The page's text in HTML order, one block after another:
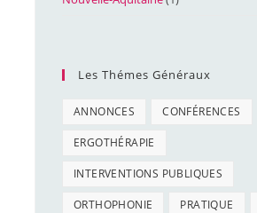
Les Thémes Généraux
ANNONCES CONFÉRENCES
ERGOTHÉRAPIE
INTERVENTIONS PUBLIQUES
ORTHOPHONIE PRATIQUE